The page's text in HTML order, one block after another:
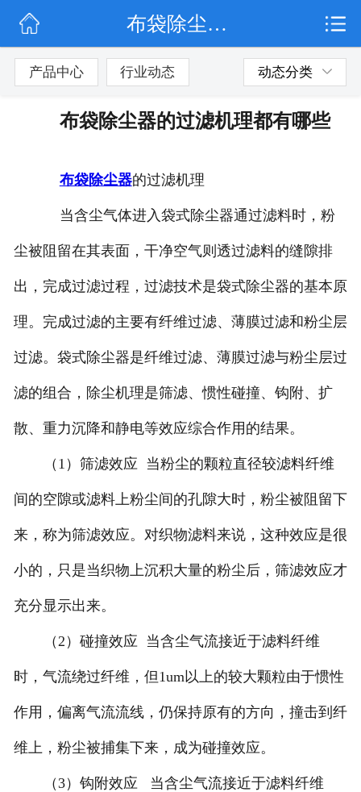
公司简介
布袋除尘器的过滤机理都有哪些
产品中心 行业动态 动态分类
布袋除尘器的过滤机理都有哪些
布袋除尘器的过滤机理
当含尘气体进入袋式除尘器通过滤料时，粉
尘被阻留在其表面，干净空气则透过滤料的缝隙排
出，完成过滤过程，过滤技术是袋式除尘器的基本原
理。完成过滤的主要有纤维过滤、薄膜过滤和粉尘层
过滤。袋式除尘器是纤维过滤、薄膜过滤与粉尘层过
滤的组合，除尘机理是筛滤、惯性碰撞、钩附、扩
散、重力沉降和静电等效应综合作用的结果。
（1）筛滤效应 当粉尘的颗粒直径较滤料纤维
间的空隙或滤料上粉尘间的孔隙大时，粉尘被阻留下
来，称为筛滤效应。对织物滤料来说，这种效应是很
小的，只是当织物上沉积大量的粉尘后，筛滤效应才
充分显示出来。
（2）碰撞效应 当含尘气流接近于滤料纤维
时，气流绕过纤维，但1um以上的较大颗粒由于惯性
作用，偏离气流流线，仍保持原有的方向，撞击到纤
维上，粉尘被捕集下来，成为碰撞效应。
（3）钩附效应 当含尘气流接近于滤料纤维